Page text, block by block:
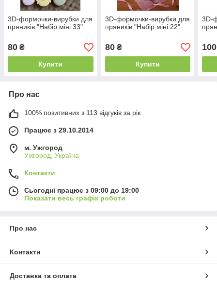
3D-формочки-вирубки для
пряників "Набір міні 33"
80 ₴
Купити
3D-формочки-вирубки для
пряників "Набір міні 22"
80₴
Купити
3D-
100
Про нас
100% позитивних з 113 відгуків за рік
Працює з 29.10.2014
м. Ужгород
Ужгород, Україна
Контакти
Сьогодні працює з 09:00 до 19:00
Показати весь графік роботи
Про нас
Контакти
Доставка та оплата